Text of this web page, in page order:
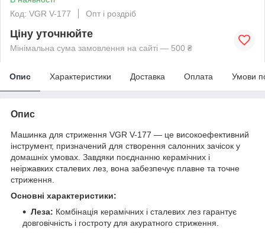
Код: VGR V-177
Опт і роздріб
Ціну уточнюйте
Мінімальна сума замовлення на сайті — 500 ₴
Опис Характеристики Доставка Оплата Умови
Опис
Машинка для стриження VGR V-177 — це високоефективний
інструмент, призначений для створення салонних зачісок у
домашніх умовах. Завдяки поєднанню керамічних і
неіржавких сталевих лез, вона забезпечує плавне та точне
стриження.
Основні характеристики:
Леза: Комбінація керамічних і сталевих лез гарантує
довговічність і гостроту для акуратного стриження.